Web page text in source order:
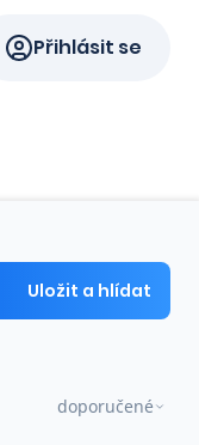
Přihlásit se
Uložit a hlídat
doporučené